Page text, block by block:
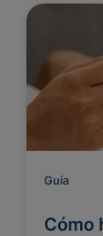
Guía
Cómo